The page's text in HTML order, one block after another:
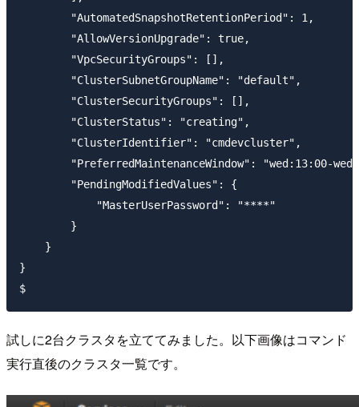
        "AutomatedSnapshotRetentionPeriod": 1,
        "AllowVersionUpgrade": true,
        "VpcSecurityGroups": [],
        "ClusterSubnetGroupName": "default",
        "ClusterSecurityGroups": [],
        "ClusterStatus": "creating",
        "ClusterIdentifier": "cmdevcluster",
"PreferredMaintenanceWindow": "wed:13:00-
        "PendingModifiedValues": {
            "MasterUserPassword": "****"
        }
    }
}
試しに2台クラスタを立ててみました。以下画像はコマンド
実行直後のクラスタ一覧です。